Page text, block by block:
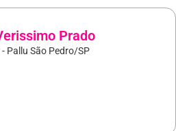
Prado
Pallu São Pedro/SP